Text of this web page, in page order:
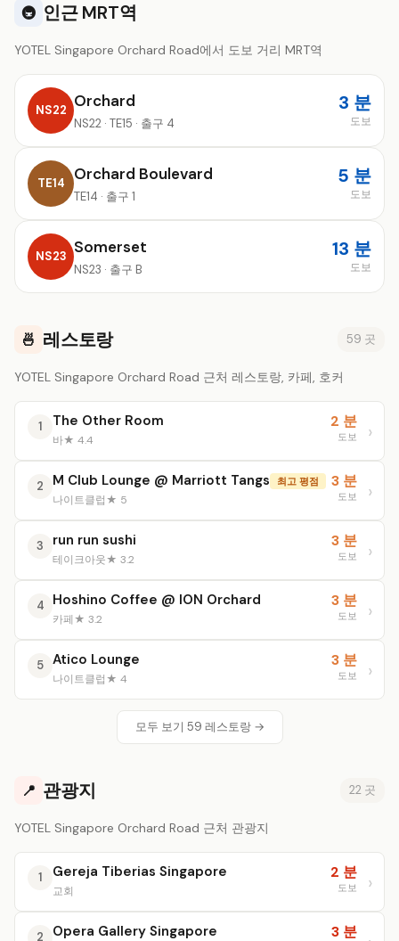
🚇 인근 MRT역
YOTEL Singapore Orchard Road에서 도보 거리 MRT역
NS22 Orchard
NS22 · TE15 · 출구 4
3 분
도보
TE14 Orchard Boulevard
TE14 · 출구 1
5 분
도보
NS23 Somerset
NS23 · 출구 B
13 분
도보
🍜 레스토랑 59 곳
YOTEL Singapore Orchard Road 근처 레스토랑, 카페, 호커
1 The Other Room
바★ 4.4
2 분
도보
2 M Club Lounge @ Marriott Tangs 최고 평점
나이트클럽★ 5
3 분
도보
3 run run sushi
테이크아웃★ 3.2
3 분
도보
4 Hoshino Coffee @ ION Orchard
카페★ 3.2
3 분
도보
5 Atico Lounge
나이트클럽★ 4
3 분
도보
모두 보기 59 레스토랑 →
📍 관광지 22 곳
YOTEL Singapore Orchard Road 근처 관광지
1 Gereja Tiberias Singapore
교회
2 분
도보
2 Opera Gallery Singapore 3 분